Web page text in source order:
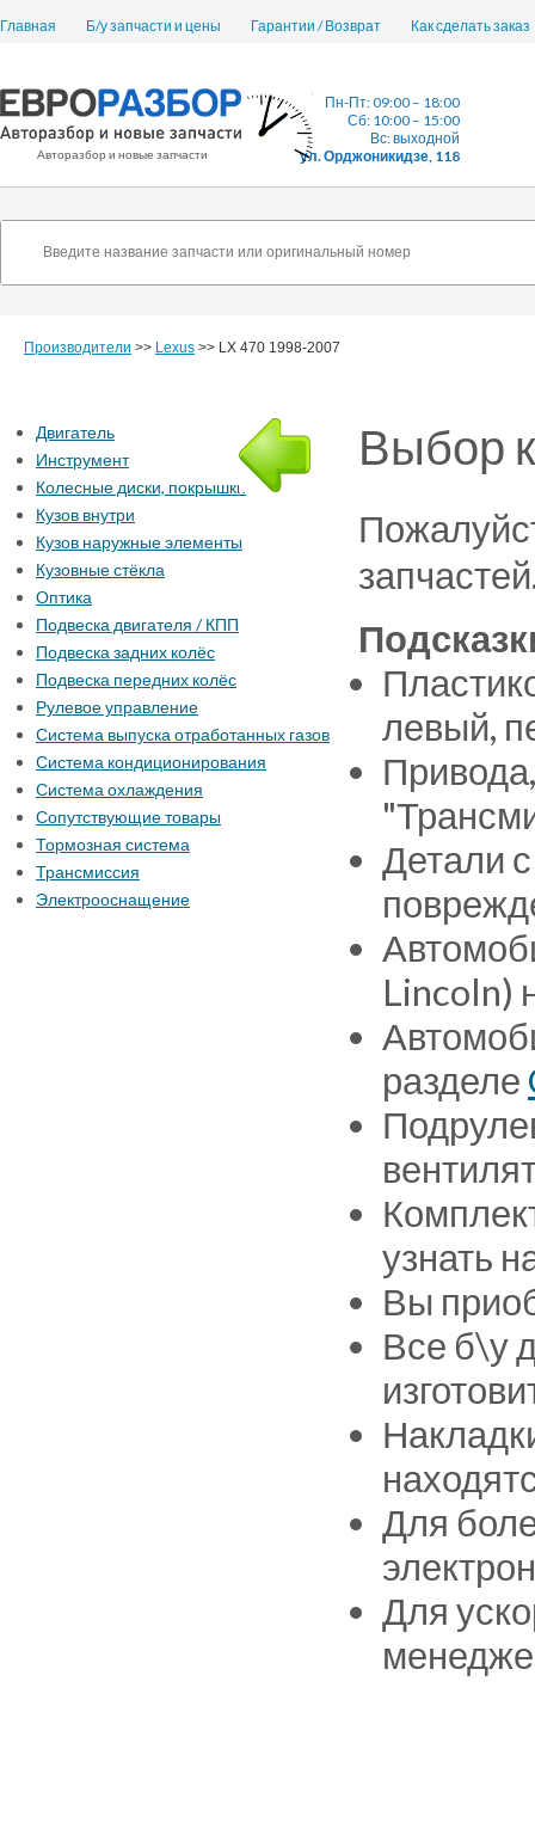
Главная Б/у запчасти и цены Гарантии / Возврат Как сделать заказ
Авторазбор и новые запчасти
Пн-Пт: 09:00 – 18:00
Сб: 10:00 – 15:00
Вс: выходной
ул. Орджоникидзе, 118
Производители >> Lexus >> LX 470 1998-2007
Выбор
левый,
Детали
Lincoln)
разделе
узнать
Вы
Все б\у
Для
Для
Двигатель
Инструмент
Колесные диски, покрышки
Кузов внутри
Кузов наружные элементы
Кузовные стёкла
Оптика
Подвеска двигателя / КПП
Подвеска задних колёс
Подвеска передних колёс
Рулевое управление
Система выпуска отработанных газов
Система кондиционирования
Система охлаждения
Сопутствующие товары
Тормозная система
Трансмиссия
Электрооснащение